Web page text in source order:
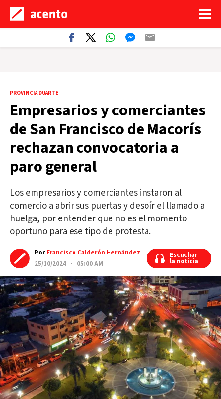
PROVINCIA DUARTE
Empresarios y comerciantes
de San Francisco de Macorís
rechazan convocatoria a
paro general
Los empresarios y comerciantes instaron al
comercio a abrir sus puertas y desoír el llamado a
huelga, por entender que no es el momento
oportuno para ese tipo de protesta.
PorFrancisco Calderón Hernández
25/10/2024 · 05:00 AM
Escuchar
la noticia
Escuchar
la noticia